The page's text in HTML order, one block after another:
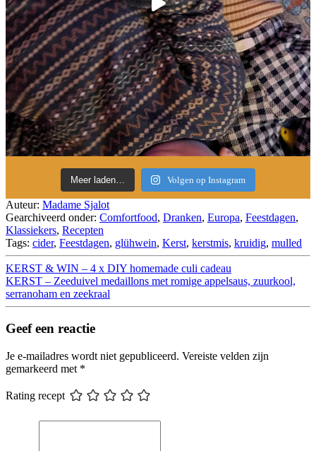
Meer laden… Volgen op Instagram
Auteur: Madame Sjalot
Gearchiveerd onder: Comfortfood, Dranken, Europa, Feestdagen,
Klassiekers, Recepten
Tags: cider, Feestdagen, glühwein, Kerst, kerstmis, kruidig, mulled
KERST & WIN – 4 x DIY homemade culi cadeau
KERST – Zeeduivel medaillons met romige appelsaus, zuurkool,
serranoham en zeekraal
Geef een reactie
Je e-mailadres wordt niet gepubliceerd. Vereiste velden zijn
gemarkeerd met *
Rating recept